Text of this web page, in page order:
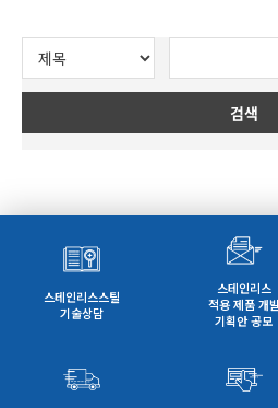
정립할 계획이다.
아울러 ‘철스크랩
스크랩 가공 과정
인 열분해 방식을
링을 통해 예비타
이외에도 집게차
도 신설을 추진하
◈ 사업장별 심사
○ (순환자원 정의)
거나 사용되는 물
갖추어 환경부장
○ (대상자) 업체
청 (법정 의무제도가
검색
스테인리스스틸
기술상담
스테인리스
적용 제품 개
기획안 공모